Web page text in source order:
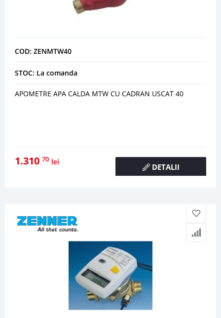
COD: ZENMTW40
STOC: La comanda
APOMETRE APA CALDA MTW CU CADRAN USCAT 40
1.310 70 lei
DETALII